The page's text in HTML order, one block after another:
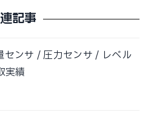
記事
センサ / 圧力センサ / レベル
実績